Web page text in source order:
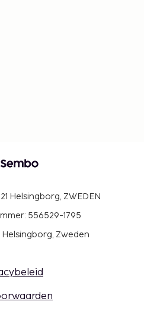
Helsingborg, ZWEDEN
556529-1795
Zweden